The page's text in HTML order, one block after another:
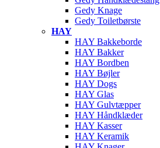
Gedy Knage
Gedy Toiletbørste
HAY
HAY Bakkeborde
HAY Bakker
HAY Bordben
HAY Bøjler
HAY Dogs
HAY Glas
HAY Gulvtæpper
HAY Håndklæder
HAY Kasser
HAY Keramik